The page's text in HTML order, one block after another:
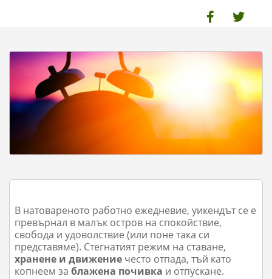
В натовареното работно ежедневие, уикендът се е
превърнал в малък остров на спокойствие,
свобода и удоволствие (или поне така си
представяме). Стегнатият режим на ставане,
хранене и движение често отпада, тъй като
копнеем заблажена почивка и отпускане.